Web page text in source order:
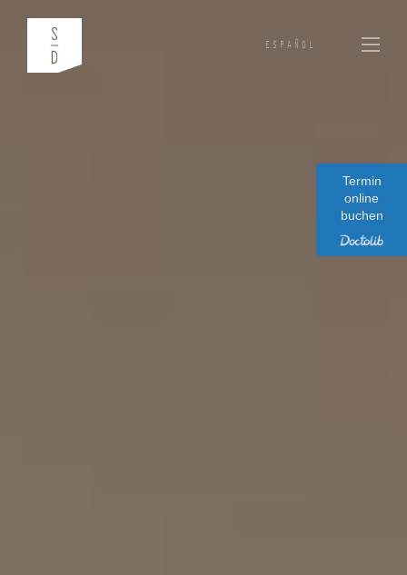
ESPAÑOL
Termin
online
buchen